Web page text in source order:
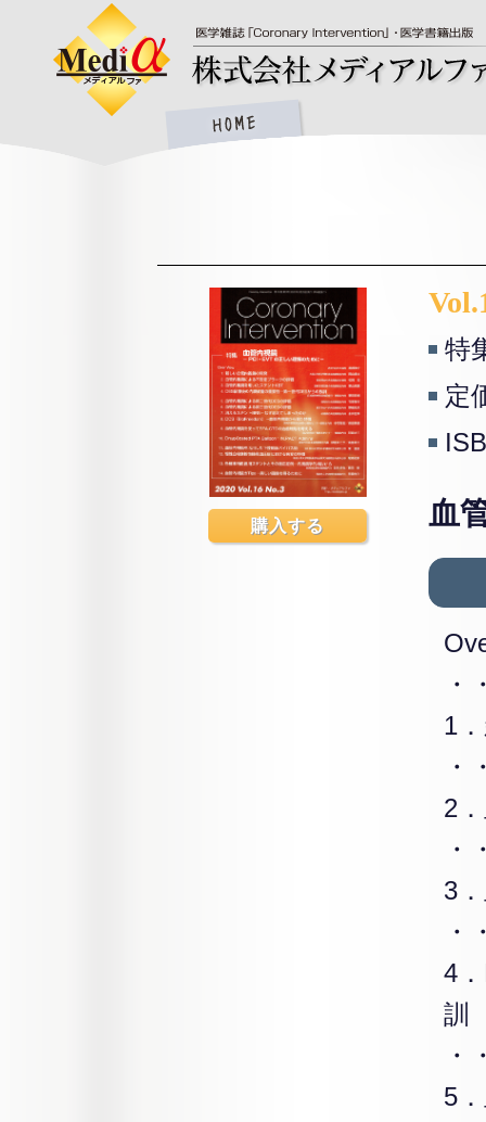
購入する
特
定
血
1
2
3
4
訓
5